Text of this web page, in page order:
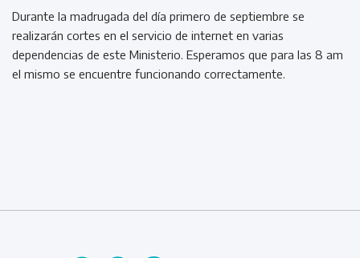
Durante la madrugada del día primero de septiembre se
realizarán cortes en el servicio de internet en varias
dependencias de este Ministerio. Esperamos que para las 8 am
el mismo se encuentre funcionando correctamente.